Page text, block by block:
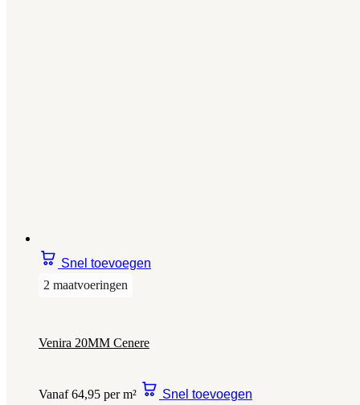
Snel toevoegen
2 maatvoeringen
Venira 20MM Cenere
Vanaf 64,95 per m² Snel toevoegen